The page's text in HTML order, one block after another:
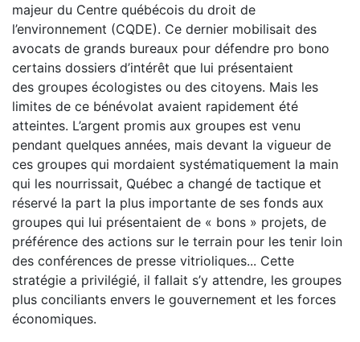
majeur du Centre québécois du droit de
l’environnement (CQDE). Ce dernier mobilisait des
avocats de grands bureaux pour défendre pro bono
certains dossiers d’intérêt que lui présentaient
des groupes écologistes ou des citoyens. Mais les
limites de ce bénévolat avaient rapidement été
atteintes. L’argent promis aux groupes est venu
pendant quelques années, mais devant la vigueur de
ces groupes qui mordaient systématiquement la main
qui les nourrissait, Québec a changé de tactique et
réservé la part la plus importante de ses fonds aux
groupes qui lui présentaient de « bons » projets, de
préférence des actions sur le terrain pour les tenir loin
des conférences de presse vitrioliques... Cette
stratégie a privilégié, il fallait s’y attendre, les groupes
plus conciliants envers le gouvernement et les forces
économiques.